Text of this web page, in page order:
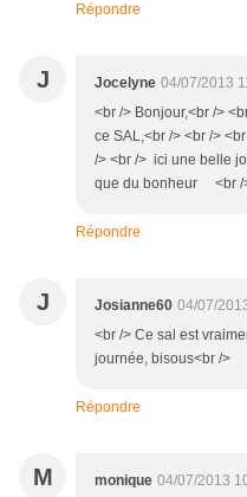
Répondre
J Jocelyne 04/07/2013
<br /> Bonjour,<br />
ce SAL,<br /> <br />
/> <br /> ici une belle
que du bonheur <br /
Répondre
J Josianne60 04/07/
<br /> Ce sal est
journée, bisous<br />
Répondre
M monique 04/07/2013